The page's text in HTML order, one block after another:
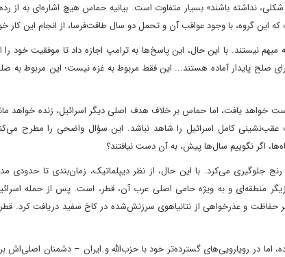
نداشته باشند» بسیار متفاوت است. بیانیه حماس هیچ اشاره‌ای به از
این گروه، با وجود عواقب آن و تحمل دو سال طاقت‌فرسا، از انجام این کار
نیستند. با این حال، این پاسخ‌ها به ترامپ اجازه داد تا موفقیت خود را
صلح پایدار آماده هستند... این فقط مربوط به غزه نیست؛ این مربوط
یافت، اما حماس بر خلاف هدف اصلی دیگر اسرائیل، زنده خواهد
کامل اسرائیل را شاهد نباشد. این سؤال واضحی را مطرح
اگر نگوییم سال‌ها پیش، به آن دست نیافتند؟
جلوگیری می‌کرد. با این حال، از نظر دیپلماتیک، زمان‌بندی تا حدودی
منطقه‌ای و به ویژه حامی اصلی عرب آن، قطر، است. پس از حمله
و عذرخواهی از نتانیاهوی سرزنش‌شده در کاخ سفید دریافت کرد. قطر
اما در رویارویی‌های گسترده‌تر خود با حزب‌الله و ایران – دشمنان اصلی‌اش